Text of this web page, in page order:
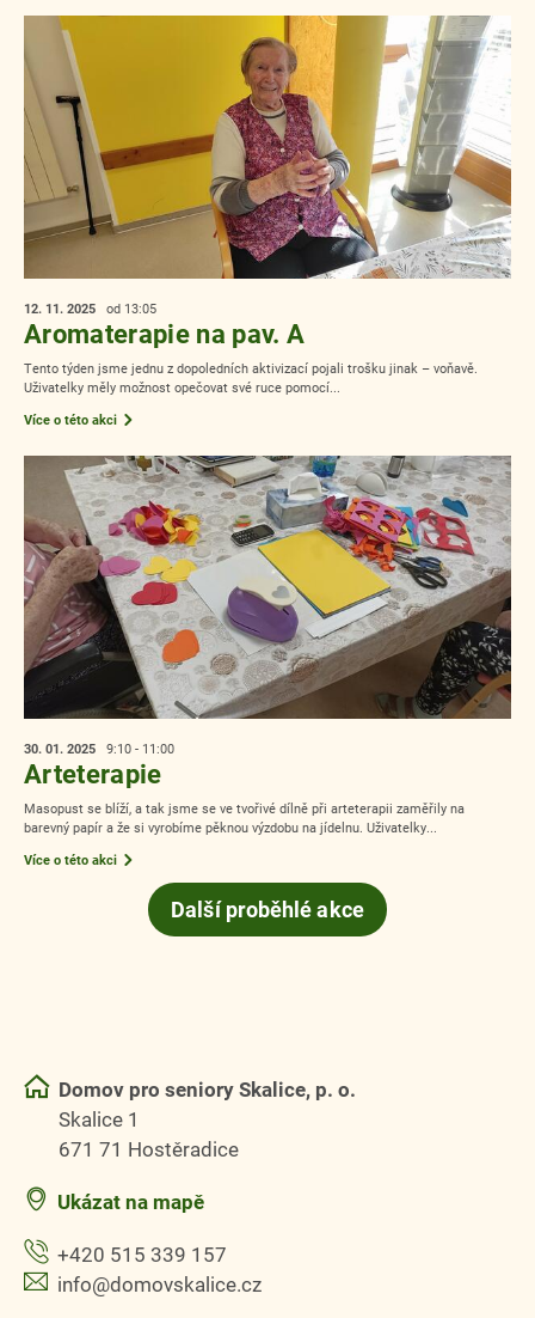
12. 11. 2025 od 13:05
Aromaterapie na pav. A
Tento týden jsme jednu z dopoledních aktivizací pojali trošku jinak – voňavě.
Uživatelky měly možnost opečovat své ruce pomocí...
Více o této akci
30. 01. 2025 9:10 - 11:00
Arteterapie
Masopust se blíží, a tak jsme se ve tvořivé dílně při arteterapii zaměřily na
barevný papír a že si vyrobíme pěknou výzdobu na jídelnu. Uživatelky...
Více o této akci
Další proběhlé akce
Domov pro seniory Skalice, p. o.
Skalice 1
671 71 Hostěradice
Ukázat na mapě
+420 515 339 157
info@domovskalice.cz